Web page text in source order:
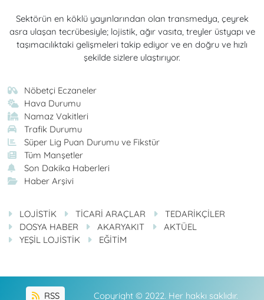
Sektörün en köklü yayınlarından olan transmedya, çeyrek
asra ulaşan tecrübesiyle; lojistik, ağır vasıta, treyler üstyapı ve
taşımacılıktaki gelişmeleri takip ediyor ve en doğru ve hızlı
şekilde sizlere ulaştırıyor.
Nöbetçi Eczaneler
Hava Durumu
Namaz Vakitleri
Trafik Durumu
Süper Lig Puan Durumu ve Fikstür
Tüm Manşetler
Son Dakika Haberleri
Haber Arşivi
LOJİSTİK TİCARİ ARAÇLAR
TEDARİKÇİLER
DOSYA HABER
AKARYAKIT
AKTÜEL
YEŞİL LOJİSTİK
EĞİTİM
RSS Copyright © 2022. Her hakkı saklıdır.